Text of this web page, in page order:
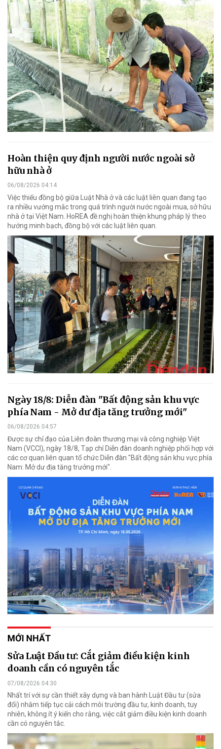
Hoàn thiện quy định người nước ngoài sở
hữu nhà ở
06/08/2026 04:14
Việc thiếu đồng bộ giữa Luật Nhà ở và các luật liên quan đang tạo
ra nhiều vướng mắc trong quá trình người nước ngoài mua, sở hữu
nhà ở tại Việt Nam. HoREA đề nghị hoàn thiện khung pháp lý theo
hướng minh bạch, đồng bộ với các luật liên quan.
Ngày 18/8: Diễn đàn "Bất động sản khu vực
phía Nam - Mở dư địa tăng trưởng mới"
06/08/2026 04:57
Được sự chỉ đạo của Liên đoàn thương mại và công nghiệp Việt
Nam (VCCI), ngày 18/8, Tạp chí Diễn đàn doanh nghiệp phối hợp với
các cơ quan liên quan tổ chức Diễn đàn "Bất động sản khu vực phía
Nam: Mở dư địa tăng trưởng mới".
MỚI NHẤT
Sửa Luật Đầu tư: Cắt giảm điều kiện kinh
doanh cần có nguyên tắc
07/08/2026 04:30
Nhất trí với sự cần thiết xây dựng và ban hành Luật Đầu tư (sửa
đổi) nhằm tiếp tục cải cách môi trường đầu tư, kinh doanh, tuy
nhiên, không ít ý kiến cho rằng, việc cắt giảm điều kiện kinh doanh
cần có nguyên tắc.